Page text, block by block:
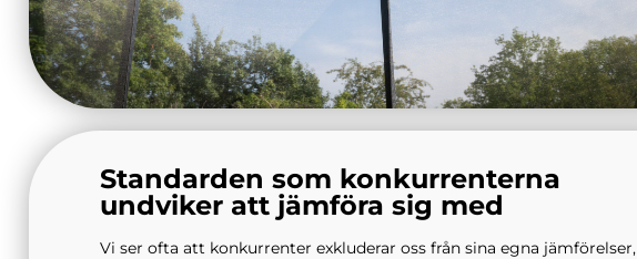
Standarden som konkurrenterna
undviker att jämföra sig med
Vi ser ofta att konkurrenter exkluderar oss från sina egna jämförelser,